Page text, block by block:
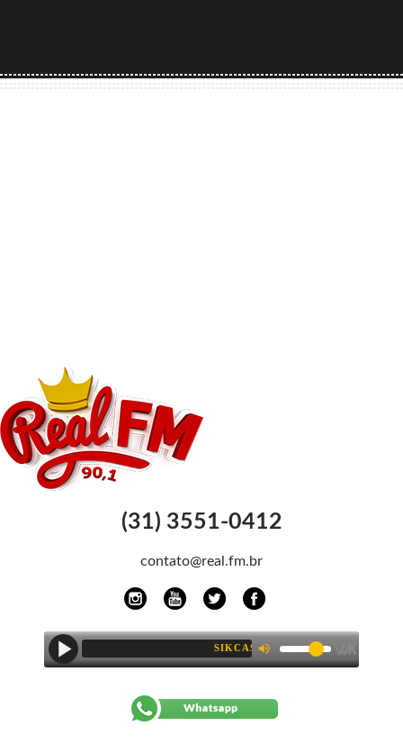
(31) 3551-0412
contato@real.fm.br